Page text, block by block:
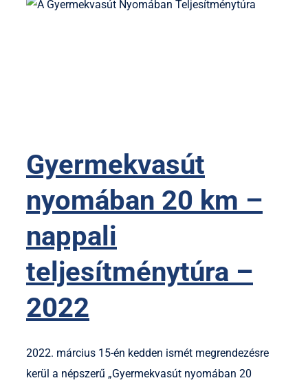
Gyermekvasút
nyomában 20 km –
nappali
teljesítménytúra –
2022
2022. március 15-én kedden ismét megrendezésre
kerül a népszerű „Gyermekvasút nyomában 20